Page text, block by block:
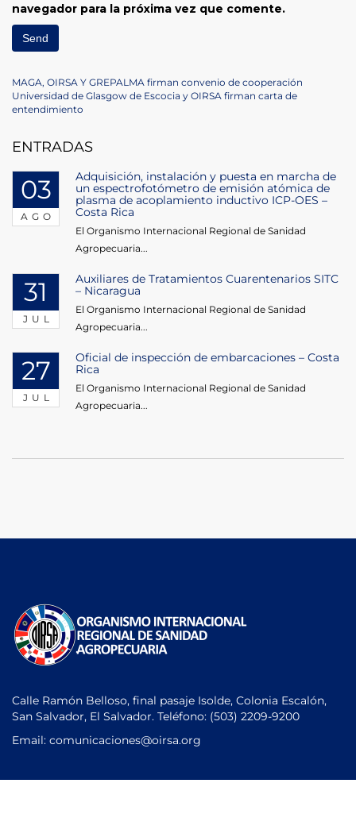
navegador para la próxima vez que comente.
Navegación
de
entradas
Previous
Post
MAGA, OIRSA Y GREPALMA firman convenio de cooperación
Next
Post
Universidad de Glasgow de Escocia y OIRSA firman carta de
entendimiento
ENTRADAS
03
AGO
Adquisición, instalación y puesta en marcha de
un espectrofotómetro de emisión atómica de
plasma de acoplamiento inductivo ICP-OES –
Costa Rica
El Organismo Internacional Regional de Sanidad
Agropecuaria...
31
JUL
Auxiliares de Tratamientos Cuarentenarios SITC
– Nicaragua
El Organismo Internacional Regional de Sanidad
Agropecuaria...
27
JUL
Oficial de inspección de embarcaciones – Costa
Rica
El Organismo Internacional Regional de Sanidad
Agropecuaria...
Calle Ramón Belloso, final pasaje Isolde, Colonia Escalón,
San Salvador, El Salvador. Teléfono: (503) 2209-9200
Email: comunicaciones@oirsa.org